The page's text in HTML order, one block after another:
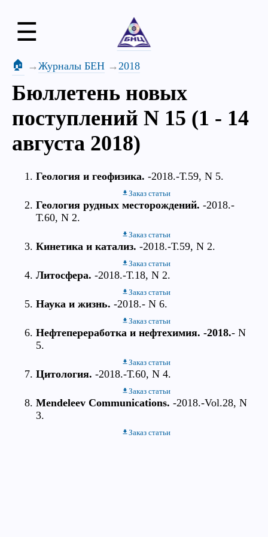
☰
🏠 Журналы БЕН 2018
Бюллетень новых
поступлений N 15 (1 - 14
августа 2018)
Геология и геофизика. -2018.-Т.59, N 5.
Заказ статьи
Геология рудных месторождений. -2018.-
Т.60, N 2.
Заказ статьи
Кинетика и катализ. -2018.-Т.59, N 2.
Заказ статьи
Литосфера. -2018.-Т.18, N 2.
Заказ статьи
Наука и жизнь. -2018.- N 6.
Заказ статьи
Нефтепереработка и нефтехимия. -2018.- N
5.
Заказ статьи
Цитология. -2018.-Т.60, N 4.
Заказ статьи
Mendeleev Communications. -2018.-Vol.28, N
3.
Заказ статьи